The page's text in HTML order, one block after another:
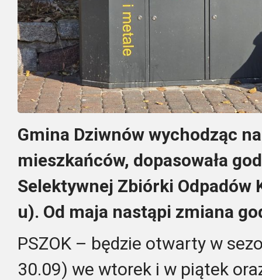
Gmina Dziwnów wychodząc
mieszkańców, dopasowała
Selektywnej Zbiórki Odpadów
u). Od maja nastąpi zmiana
PSZOK – będzie otwarty w
30.09) we wtorek i w piątek